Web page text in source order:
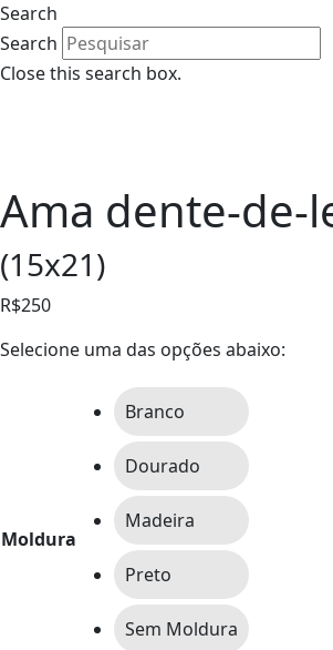
Search
Search
Close this search box.
Ama dente-de-
(15x21)
R$250
Selecione uma das opções abaixo:
Moldura
Branco
Dourado
Madeira
Preto
Sem Moldura